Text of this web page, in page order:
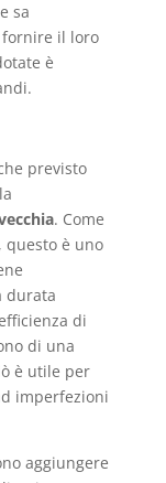
sa
fornire il loro
è
previsto
. Come
questo è uno
durata
di
di una
è utile per
imperfezioni
aggiungere